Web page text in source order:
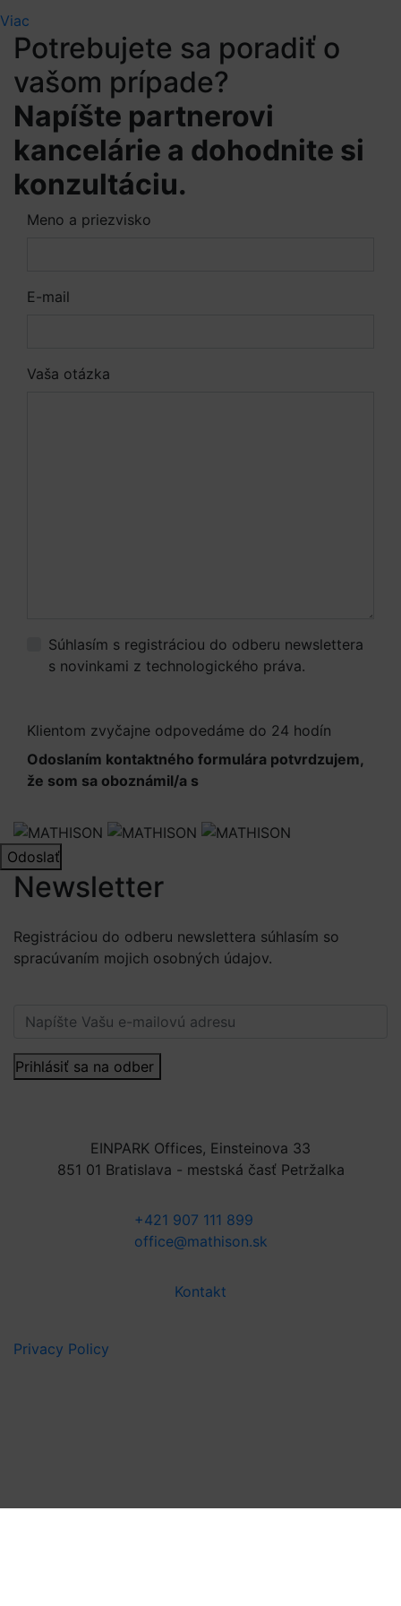
Viac
Potrebujete sa poradiť o
vašom prípade?
Napíšte partnerovi
kancelárie a dohodnite si
konzultáciu.
Meno a priezvisko
E-mail
Vaša otázka
Súhlasím s registráciou do odberu newslettera
s novinkami z technologického práva.
Klientom zvyčajne odpovedáme do 24 hodín
Odoslaním kontaktného formulára potvrdzujem,
že som sa oboznámil/a s
Odoslať
Newsletter
Registráciou do odberu newslettera súhlasím so
spracúvaním mojich osobných údajov.
Prihlásiť sa na odber
EINPARK Offices, Einsteinova 33
851 01 Bratislava - mestská časť Petržalka
+421 907 111 899
office@mathison.sk
Kontakt
Privacy Policy